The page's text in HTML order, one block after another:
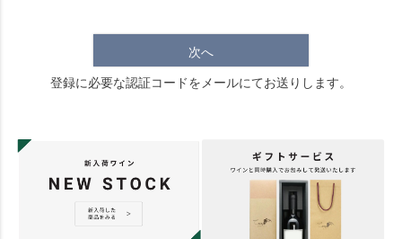
次へ
登録に必要な認証コードをメールにてお送りします。